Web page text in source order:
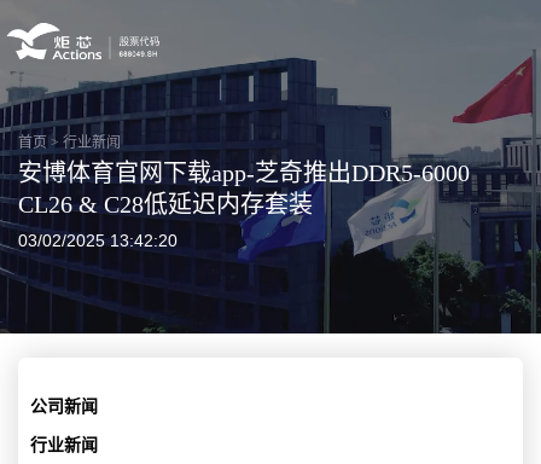
首页 > 行业新闻
安博体育官网下载app-芝奇推出DDR5-6000
CL26 & C28低延迟内存套装
03/02/2025 13:42:20
公司新闻
行业新闻